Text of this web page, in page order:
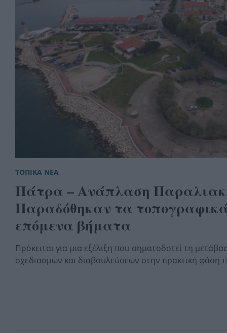
ΤΟΠΙΚΑ ΝΕΑ
Πάτρα – Ανάπλαση
Παραδόθηκαν τα
επόμενα βήματα
Πρόκειται για μια εξέλιξη που σηματοδοτεί τη
σχεδιασμών και διαβουλεύσεων στην πρακτική φάση